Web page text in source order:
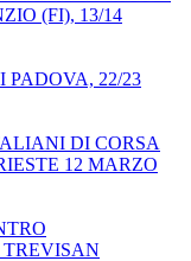
(FI), 13/14
22/23
DI CORSA
12 MARZO